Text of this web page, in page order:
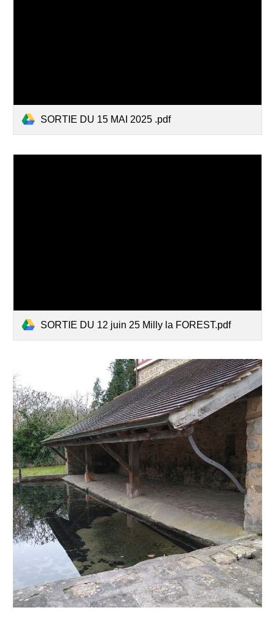
SORTIE DU 15 MAI 2025 .pdf
SORTIE DU 12 juin 25 Milly la FOREST.pdf